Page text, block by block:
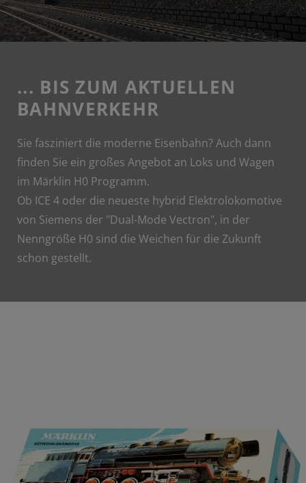
... BIS ZUM AKTUELLEN
BAHNVERKEHR
Sie fasziniert die moderne Eisenbahn? Auch dann
finden Sie ein großes Angebot an Loks und Wagen
im Märklin H0 Programm.
Ob ICE 4 oder die neueste hybrid Elektrolokomotive
von Siemens der "Dual-Mode Vectron", in der
Nenngröße H0 sind die Weichen für die Zukunft
schon gestellt.